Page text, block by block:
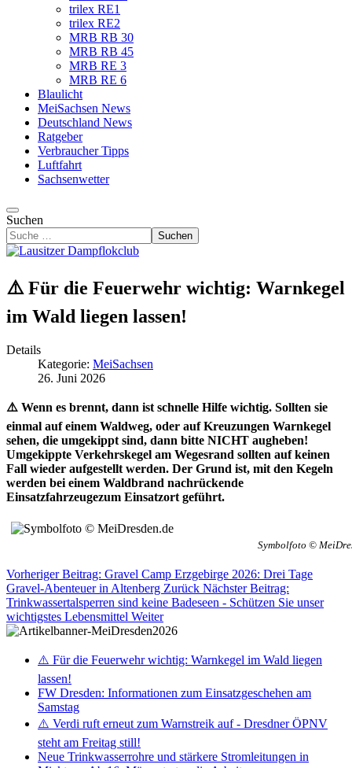
trilex RE1
trilex RE2
MRB RB 30
MRB RB 45
MRB RE 3
MRB RE 6
Blaulicht
MeiSachsen News
Deutschland News
Ratgeber
Verbraucher Tipps
Luftfahrt
Sachsenwetter
Suchen
Suchen
⚠️ Für die Feuerwehr wichtig: Warnkegel
im Wald liegen lassen!
Details
Kategorie: MeiSachsen
26. Juni 2026
⚠️ Wenn es brennt, dann ist schnelle Hilfe wichtig. Sollten sie
einmal auf einem Waldweg, oder auf Kreuzungen Warnkegel
sehen, die umgekippt sind, dann bitte NICHT augheben!
Umgekippte Verkehrskegel am Wegesrand sollten auf keinen
Fall wieder aufgestellt werden. Der Grund ist, mit den Kegeln
werden bei einem Waldbrand nachrückende
Einsatzfahrzeugezum Einsatzort geführt.
Symbolfoto ©
Vorheriger Beitrag: Gravel Camp Erzgebirge 2026: Drei Tage
Gravel-Abenteuer in Altenberg Zurück Nächster Beitrag:
Trinkwassertalsperren sind keine Badeseen - Schützen Sie unser
wichtigstes Lebensmittel Weiter
⚠️ Für die Feuerwehr wichtig: Warnkegel im Wald liegen
lassen!
FW Dresden: Informationen zum Einsatzgeschehen am
Samstag
⚠️ Verdi ruft erneut zum Warnstreik auf - Dresdner ÖPNV
steht am Freitag still!
Neue Trinkwasserrohre und stärkere Stromleitungen in